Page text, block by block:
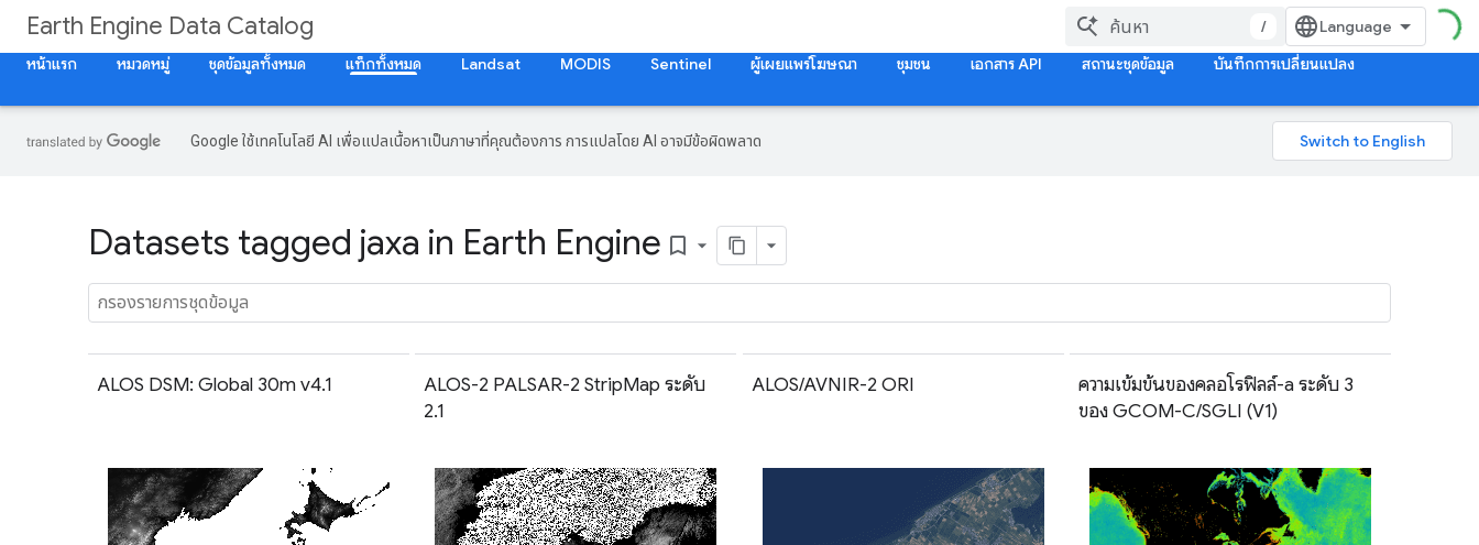
Earth Engine Data Catalog
/
หน้าแรก
หมวดหมู่ ชุดข้อมูลทั้งหมด แท็กทั้งหมด Landsat MODIS Sentinel ผู้เผยแพร่โฆษณา ชุมชน เอกสาร API สถานะชุดข้อมูล บันทึกการเปลี่ยนแปลง
Google ใช้เทคโนโลยี AI เพื่อแปลเนื้อหาเป็นภาษาที่คุณต้องการ การแปลโดย AI อาจมีข้อผิดพลาด
Datasets tagged jaxa in Earth Engine bookmark_border
ALOS DSM: Global 30m v4.1
ALOS-2 PALSAR-2 StripMap ระดับ
2.1
ALOS/AVNIR-2 ORI
ความเข้มข้นของคลอโรฟิลล์-a ระดับ 3
ของ GCOM-C/SGLI (V1)